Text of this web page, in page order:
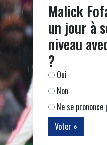
Malick
un jour à
niveau
?
Oui
Non
Ne se prononce